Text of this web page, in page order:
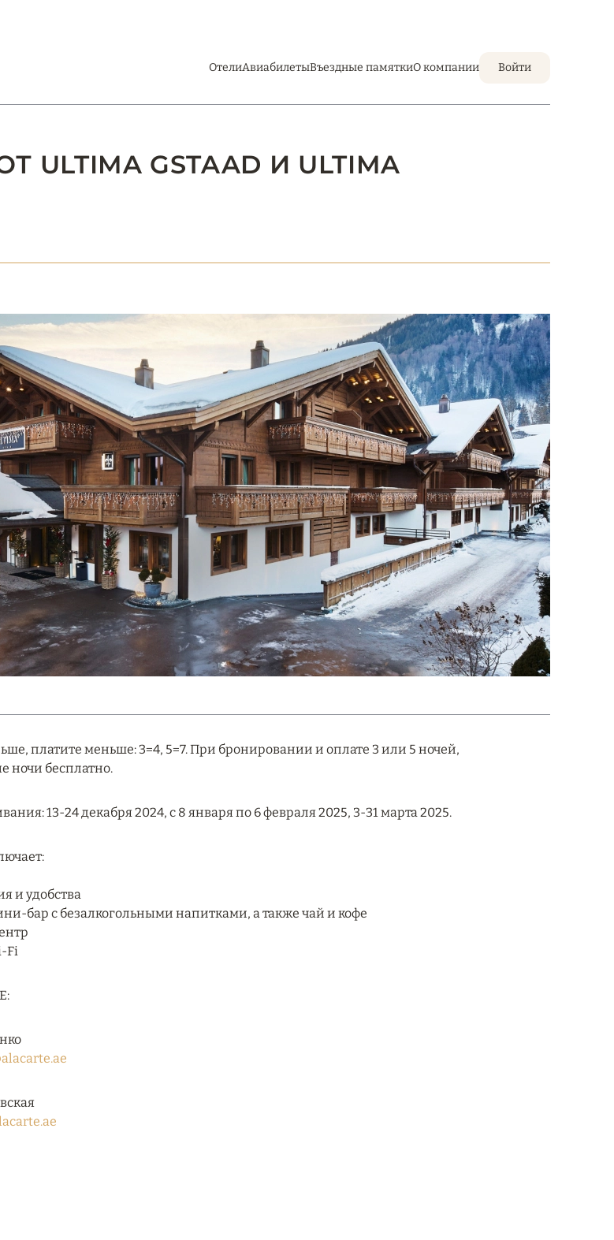
ОтелиАвиабилетыВъездные памяткиО компании Войти
GSTAAD И ULTIMA
платите меньше: 3=4, 5=7. При бронировании и оплате 3 или 5 ночей,
ночи бесплатно.
13-24 декабря 2024, с 8 января по 6 февраля 2025, 3-31 марта 2025.
и удобства
бар с безалкогольными напитками, а также чай и кофе
Fi